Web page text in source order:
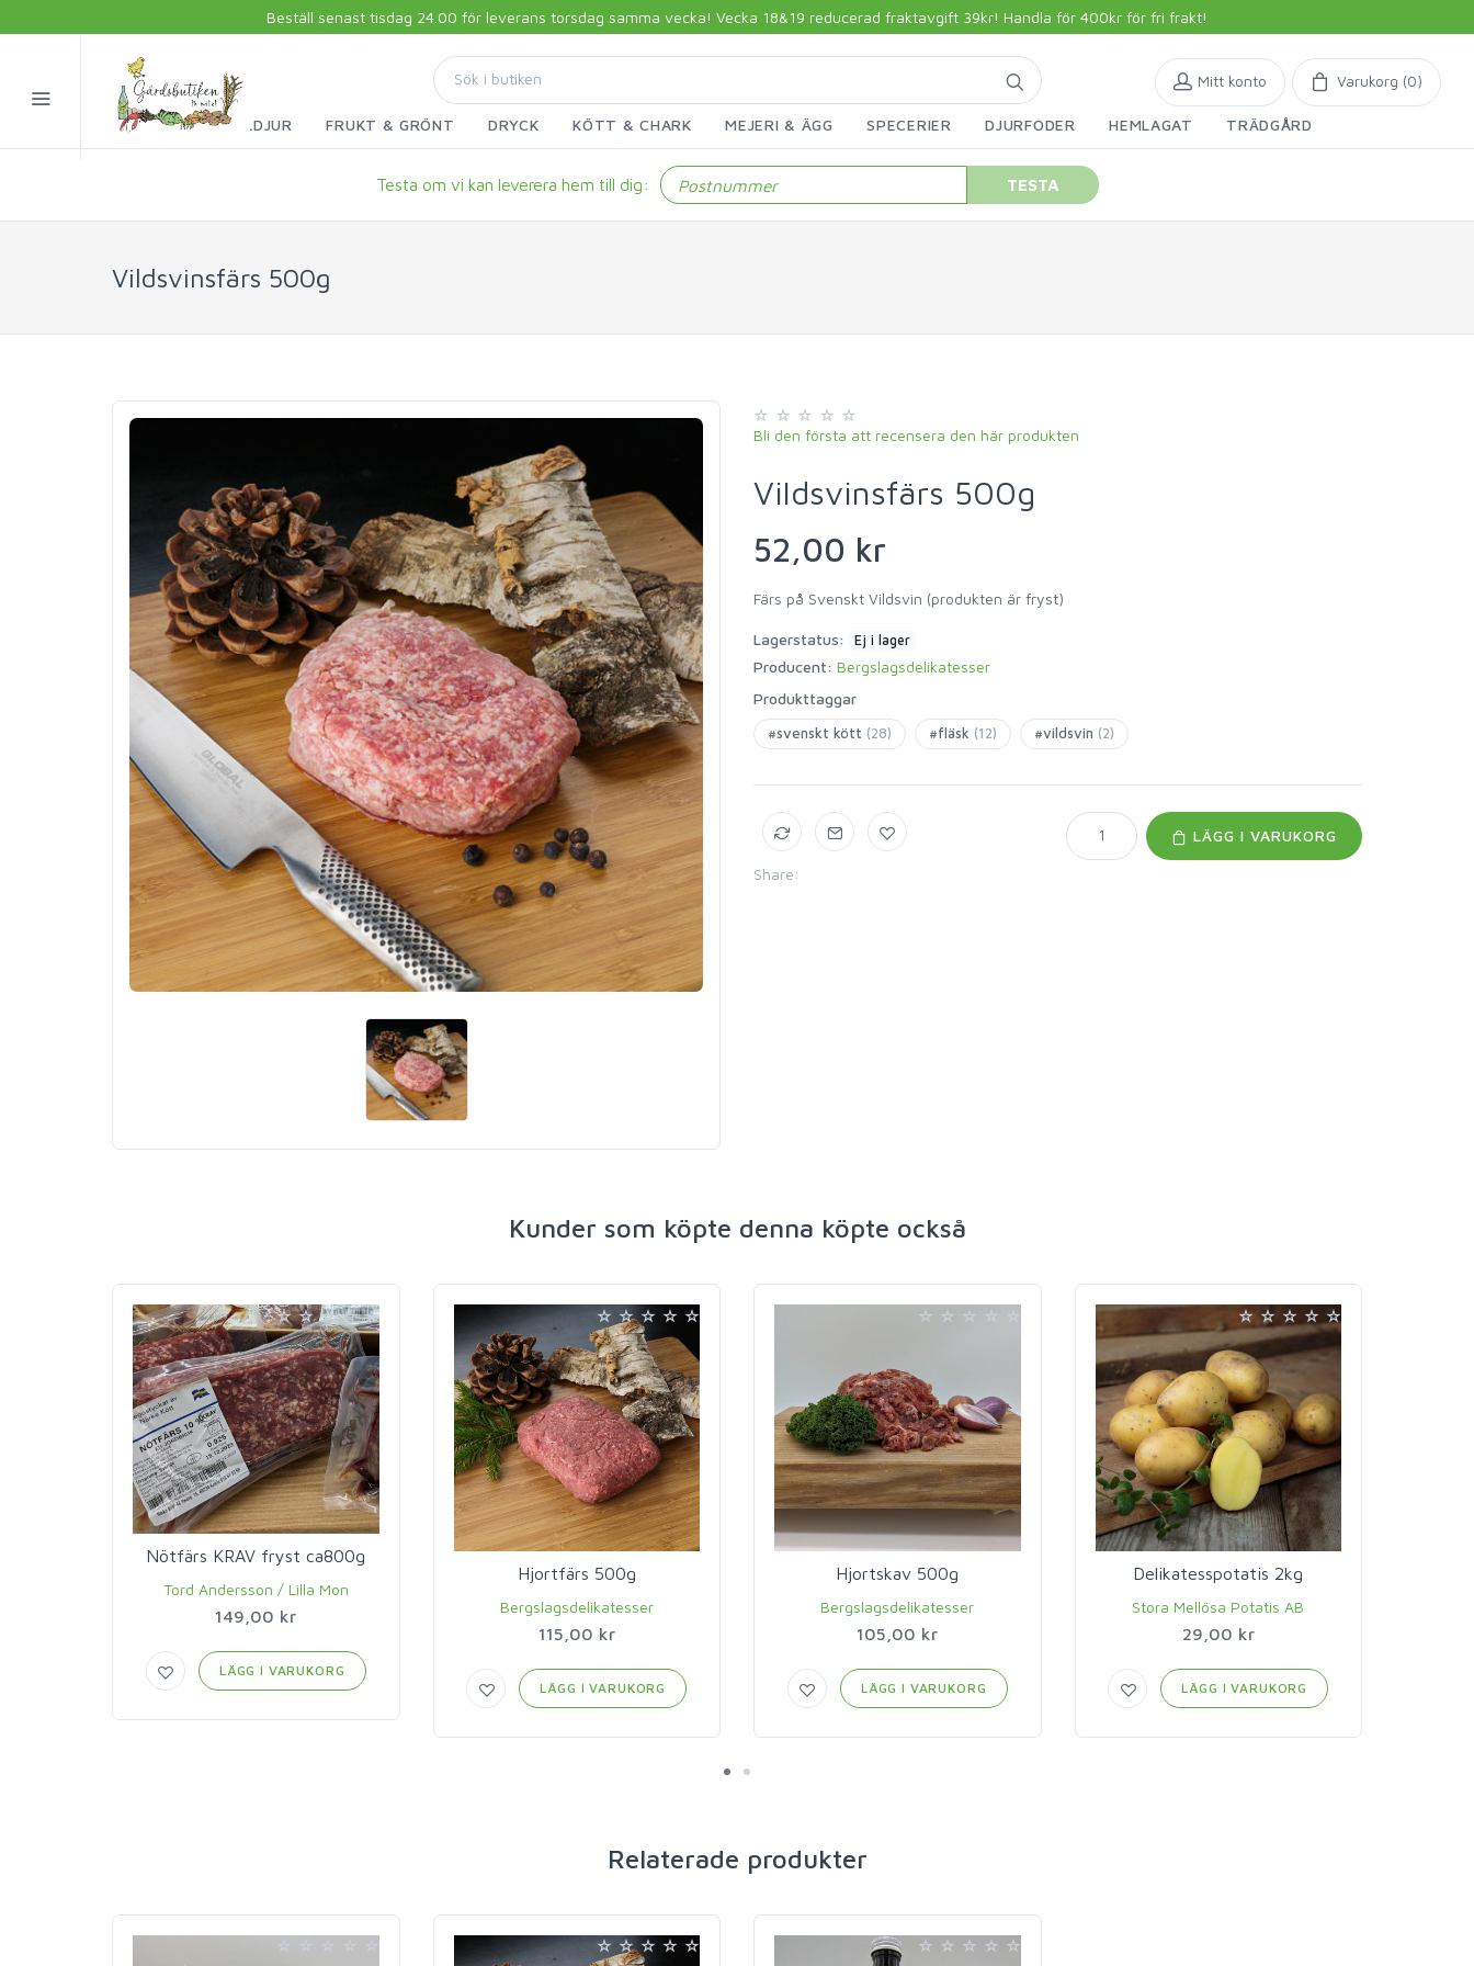
Beställ senast tisdag 24.00 för leverans torsdag samma vecka! Vecka 18&19 reducerad fraktavgift 39kr! Handla för 400kr för fri frakt!
FISK & SKALDJUR FRUKT & GRÖNT DRYCK KÖTT & CHARK MEJERI & ÄGG SPECERIER DJURFODER HEMLAGAT TRÄDGÅRD
Mitt konto Varukorg (0)
Testa om vi kan leverera hem till dig: TESTA
Vildsvinsfärs 500g
Bli den första att recensera den här produkten
Vildsvinsfärs 500g
52,00 kr
Färs på Svenskt Vildsvin (produkten är fryst)
Lagerstatus: Ej i lager
Producent: Bergslagsdelikatesser
Produkttaggar
#svenskt kött (28) #fläsk (12) #vildsvin (2)
Share:
LÄGG I VARUKORG
Kunder som köpte denna köpte också
Nötfärs KRAV fryst ca800g
Tord Andersson / Lilla Mon
149,00 kr
LÄGG I VARUKORG
Hjortfärs 500g
Bergslagsdelikatesser
115,00 kr
LÄGG I VARUKORG
Hjortskav 500g
Bergslagsdelikatesser
105,00 kr
LÄGG I VARUKORG
Delikatesspotatis 2kg
Stora Mellösa Potatis AB
29,00 kr
LÄGG I VARUKORG
Relaterade produkter